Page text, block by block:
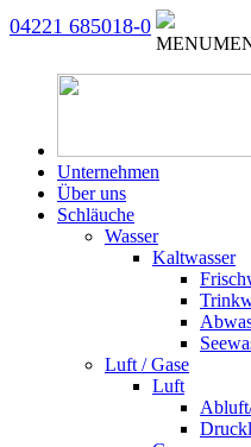
04221 685018-0
MENU
Unternehmen
Über uns
Schläuche
Wasser
Kaltwasser
Luft / Gase
Luft